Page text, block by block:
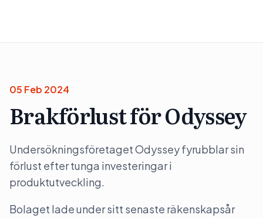
05 Feb 2024
Brakförlust för Odyssey
Undersökningsföretaget Odyssey fyrubblar sin
förlust efter tunga investeringar i
produktutveckling.
Bolaget lade under sitt senaste räkenskapsår